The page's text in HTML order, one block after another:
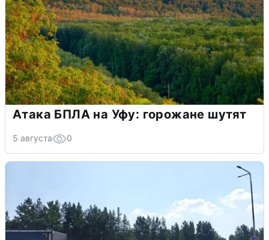
Атака БПЛА на Уфу: горожане шутят
5 августа 0